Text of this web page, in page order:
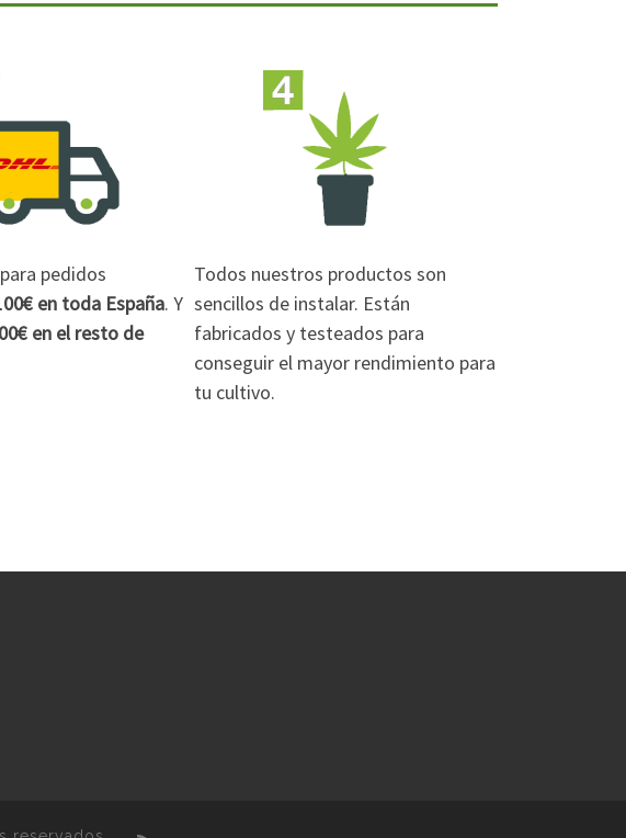
pedidos
en toda España. Y
en el resto de
Todos nuestros productos son
sencillos de instalar. Están
fabricados y testeados para
conseguir el mayor rendimiento para
tu cultivo.